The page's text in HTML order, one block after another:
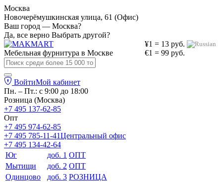
Москва
Новочерёмушкинская улица, 61 (Офис)
Ваш город — Москва?
Да, все верно Выбрать другой?
¥1 = 13 руб.
€1 = 99 руб.
Мебельная фурнитура в Москве
ВойтиМой кабинет
Пн. – Пт.: с 9:00 до 18:00
Розница (Москва)
+7 495 137-62-85
Опт
+7 495 974-62-85
+7 495 785-11-41Центральный офис
+7 495 134-42-64
Юг
доб. 1 ОПТ
Мытищи
доб. 2 ОПТ
Одинцово
доб. 3 РОЗНИЦА